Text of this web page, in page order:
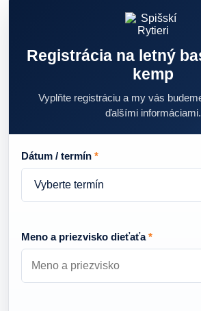
Registrácia na letný
kemp
Vyplňte registráciu a my vás
ďalšími informáciami.
Dátum / termín *
Meno a priezvisko dieťaťa*